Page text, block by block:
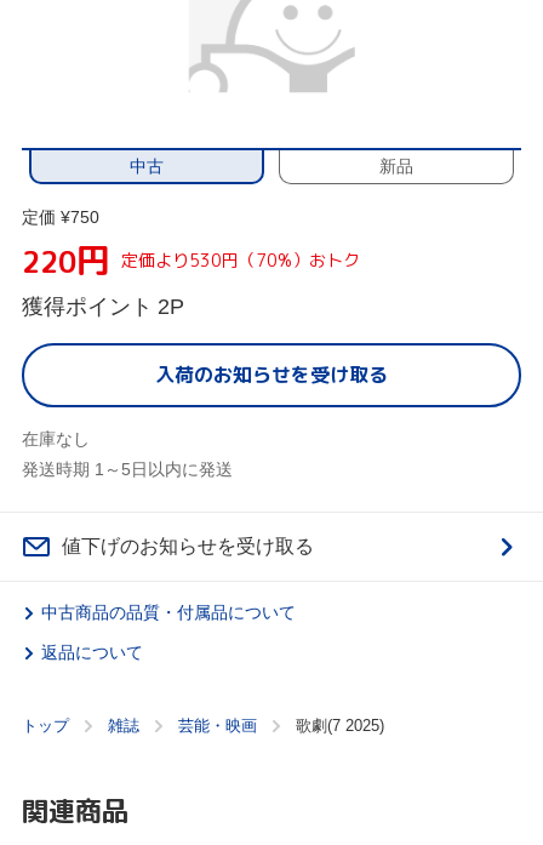
中古 新品
定価 ¥750
220円 定価より530円（70%）おトク
獲得ポイント 2P
入荷のお知らせを受け取る
在庫なし
発送時期 1～5日以内に発送
値下げのお知らせを受け取る
中古商品の品質・付属品について
返品について
トップ 雑誌 芸能・映画 歌劇(7 2025)
関連商品